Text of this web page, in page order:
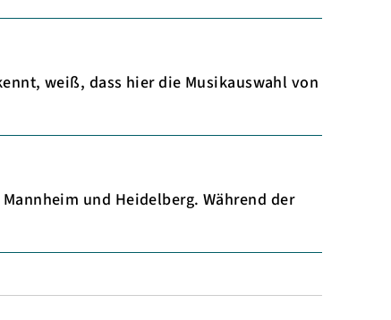
weiß, dass hier die Musikauswahl von
und Heidelberg. Während der